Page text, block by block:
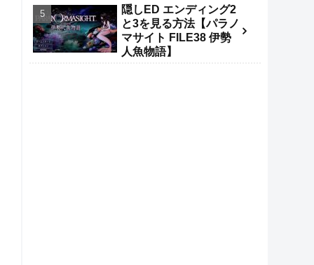
隠しED エンディング2
と3を見る方法【パラノ
マサイト FILE38 伊勢
人魚物語】